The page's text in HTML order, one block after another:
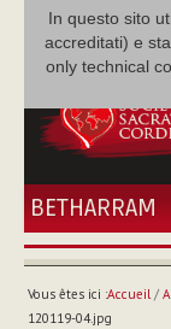
In questo sito
accreditati) e
only technical
BETHARRAM
ACCUEIL
BÉTHARRAM
Vous êtes ici :Accueil/
120119-04.jpg